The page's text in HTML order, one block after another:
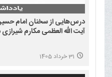
درس‌هایی از سخنان امام
آیت الله العظمی مکارم شیرازی
31 خرداد 1405